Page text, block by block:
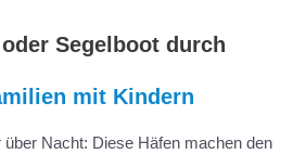
Segelboot durch
mit Kindern
Nacht: Diese Häfen machen den